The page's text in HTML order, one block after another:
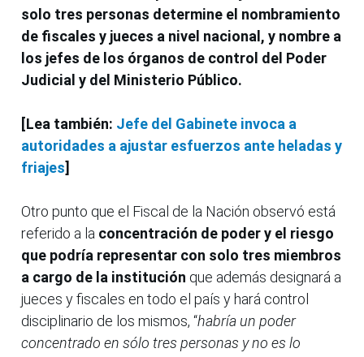
solo tres personas determine el nombramiento
de fiscales y jueces a nivel nacional, y nombre a
los jefes de los órganos de control del Poder
Judicial y del Ministerio Público.
[Lea también: Jefe del Gabinete invoca a
autoridades a ajustar esfuerzos ante heladas y
friajes]
Otro punto que el Fiscal de la Nación observó está
referido a la concentración de poder y el riesgo
que podría representar con solo tres miembros
a cargo de la institución que además designará a
jueces y fiscales en todo el país y hará control
disciplinario de los mismos, “habría un poder
concentrado en sólo tres personas y no es lo